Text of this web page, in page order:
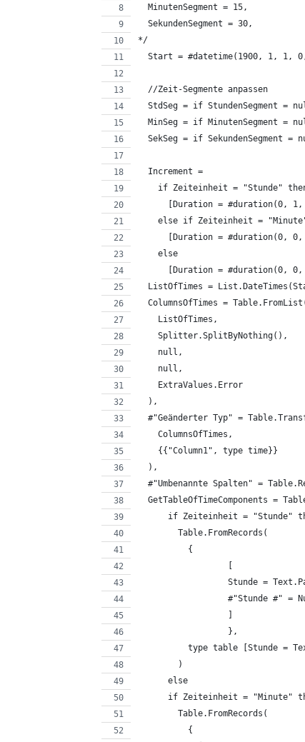
  MinutenSegment = 15,
  SekundenSegment = 30,
*/
Start = #datetime(1900, 1, 1,
  //Zeit-Segmente anpassen
StdSeg = if StundenSegment =
MinSeg = if MinutenSegment =
SekSeg = if SekundenSegment =
  Increment =
if Zeiteinheit = "Stunde"
[Duration = #duration(0, 1,
else if Zeiteinheit =
[Duration = #duration(0,
    else
[Duration = #duration(0,
ListOfTimes =
ColumnsOfTimes =
    ListOfTimes,
    Splitter.SplitByNothing(),
    null,
    null,
    ExtraValues.Error
  ),
#"Geänderter Typ" =
    ColumnsOfTimes,
    {{"Column1", type time}}
  ),
#"Umbenannte Spalten" =
GetTableOfTimeComponents =
if Zeiteinheit = "Stunde"
        Table.FromRecords(
          {
Stunde =
#"Stunde #" =
		  },
type table [Stunde =
        )
      else
if Zeiteinheit = "Minute"
        Table.FromRecords(
          {